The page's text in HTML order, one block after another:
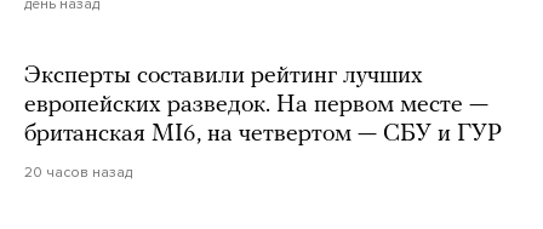
день назад
Эксперты составили рейтинг лучших
европейских разведок. На первом месте —
британская MI6, на четвертом — СБУ и ГУР
20 часов назад